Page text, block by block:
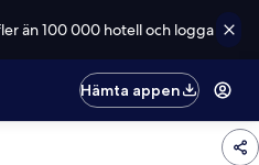
än 100 000 hotell och logga
Hämta appen